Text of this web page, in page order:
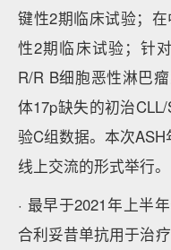
键性2期临床试验；
性2期临床试验；针
R/R B细胞恶性淋巴
体17p缺失的初治
验C组数据。本次
线上交流的形式举行。
· 最早于2021年上半
合利妥昔单抗用于治